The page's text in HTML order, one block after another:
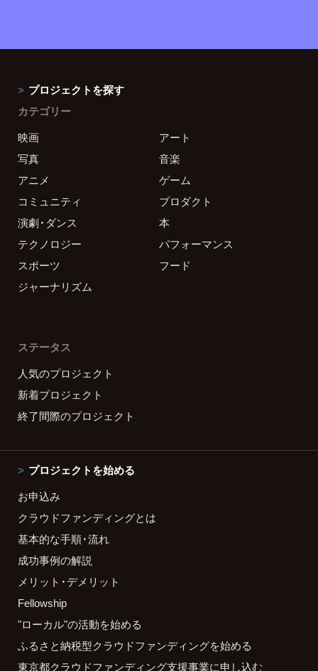
プロジェクトを探す
カテゴリー
映画
アート
写真
音楽
アニメ
ゲーム
コミュニティ
プロダクト
演劇・ダンス
本
テクノロジー
パフォーマンス
スポーツ
フード
ジャーナリズム
ステータス
人気のプロジェクト
新着プロジェクト
終了間際のプロジェクト
プロジェクトを始める
お申込み
クラウドファンディングとは
基本的な手順・流れ
成功事例の解説
メリット・デメリット
Fellowship
"ローカル"の活動を始める
ふるさと納税型クラウドファンディングを始める
東京都クラウドファンディング支援事業に申し込む